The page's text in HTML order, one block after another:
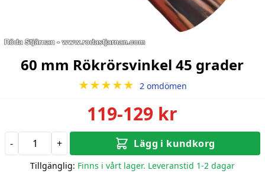
60 mm Rökrörsvinkel 45 grader
★★★★★ 2 omdömen
119-129 kr
- + Lägg i kundkorg
Tillgänglig: Finns i vårt lager. Leveranstid 1-2 dagar